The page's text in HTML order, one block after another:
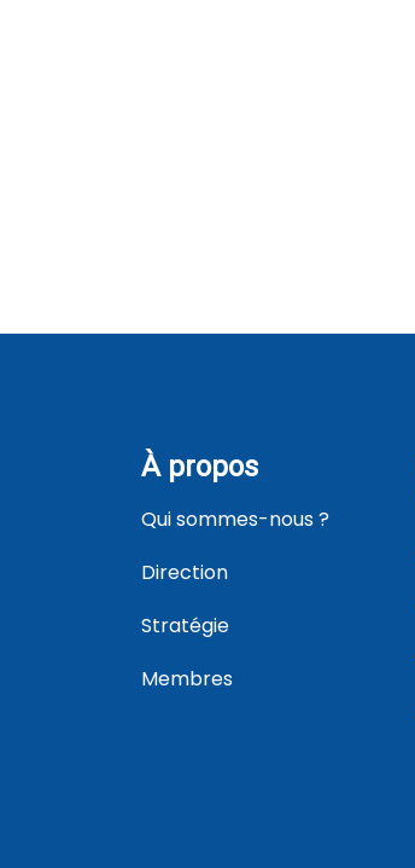
À propos
Qui sommes-nous ?
Direction
Stratégie
Membres